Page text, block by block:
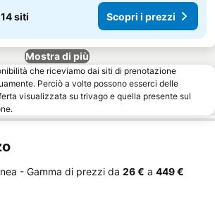
14 siti Scopri i prezzi
Mostra di più
che riceviamo dai siti di prenotazione
Perciò a volte possono esserci delle
visualizzata su trivago e quella presente sul
- Gamma di prezzi da ‎26 € a ‎449 €